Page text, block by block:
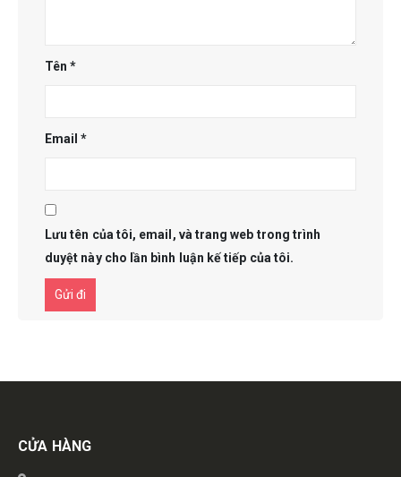
Tên*
Email*
Lưu tên của tôi, email, và trang web trong trình
duyệt này cho lần bình luận kế tiếp của tôi.
Get in touch
CỬA HÀNG